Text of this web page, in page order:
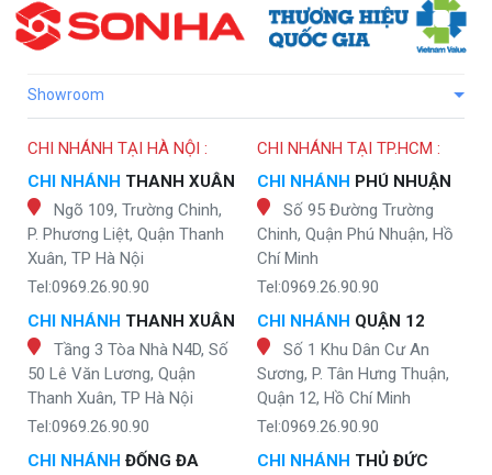
Showroom
CHI NHÁNH TẠI HÀ NỘI :
CHI NHÁNH THANH XUÂN
Ngõ 109, Trường Chinh,
P. Phương Liệt, Quận Thanh
Xuân, TP Hà Nội
Tel:0969.26.90.90
CHI NHÁNH THANH XUÂN
Tầng 3 Tòa Nhà N4D, Số
50 Lê Văn Lương, Quận
Thanh Xuân, TP Hà Nội
Tel:0969.26.90.90
CHI NHÁNH ĐỐNG ĐA
CHI NHÁNH TẠI TP.HCM :
CHI NHÁNH PHÚ NHUẬN
Số 95 Đường Trường
Chinh, Quận Phú Nhuận, Hồ
Chí Minh
Tel:0969.26.90.90
CHI NHÁNH QUẬN 12
Số 1 Khu Dân Cư An
Sương, P. Tân Hưng Thuận,
Quận 12, Hồ Chí Minh
Tel:0969.26.90.90
CHI NHÁNH THỦ ĐỨC